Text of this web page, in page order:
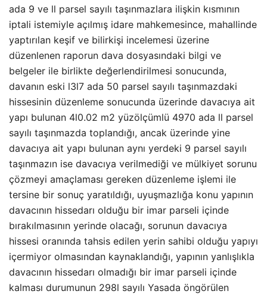
ada 9 ve ll parsel sayılı taşınmazlara ilişkin kısmının
iptali istemiyle açılmış idare mahkemesince, mahallinde
yaptırılan keşif ve bilirkişi incelemesi üzerine
düzenlenen raporun dava dosyasındaki bilgi ve
belgeler ile birlikte değerlendirilmesi sonucunda,
davanın eski l3l7 ada 50 parsel sayılı taşınmazdaki
hissesinin düzenleme sonucunda üzerinde davacıya ait
yapı bulunan 4l0.02 m2 yüzölçümlü 4970 ada ll parsel
sayılı taşınmazda toplandığı, ancak üzerinde yine
davacıya ait yapı bulunan aynı yerdeki 9 parsel sayılı
taşınmazın ise davacıya verilmediği ve mülkiyet sorunu
çözmeyi amaçlaması gereken düzenleme işlemi ile
tersine bir sonuç yaratıldığı, uyuşmazlığa konu yapının
davacının hissedarı olduğu bir imar parseli içinde
bırakılmasının yerinde olacağı, sorunun davacıya
hissesi oranında tahsis edilen yerin sahibi olduğu yapıyı
içermiyor olmasından kaynaklandığı, yapının yanlışlıkla
davacının hissedarı olmadığı bir imar parseli içinde
kalması durumunun 298l sayılı Yasada öngörülen